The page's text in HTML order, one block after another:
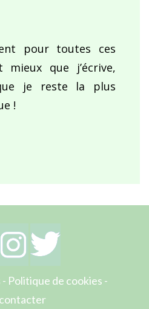
pour toutes ces
mieux que j’écrive,
je reste la plus
!
- Politique de cookies -